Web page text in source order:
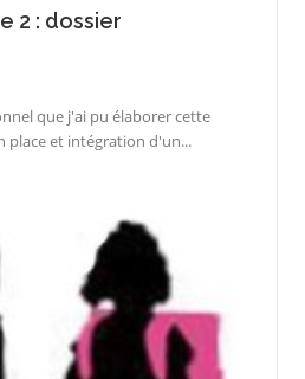
2 : dossier
que j'ai pu élaborer cette
place et intégration d'un...